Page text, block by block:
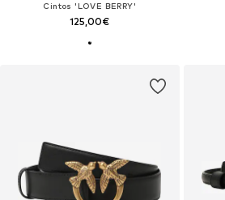
Cintos 'LOVE BERRY'
125,00€